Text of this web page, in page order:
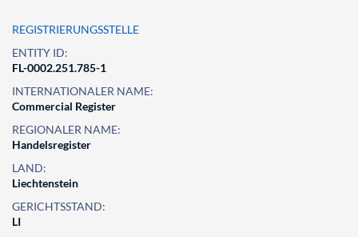
REGISTRIERUNGSSTELLE
ENTITY ID:
FL-0002.251.785-1
INTERNATIONALER NAME:
Commercial Register
REGIONALER NAME:
Handelsregister
LAND:
Liechtenstein
GERICHTSSTAND:
LI